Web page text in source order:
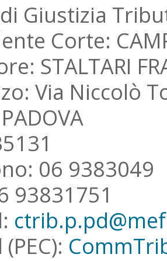
Giustizia
Corte:
STALTARI
Via Niccolò
06 9383049
93831751